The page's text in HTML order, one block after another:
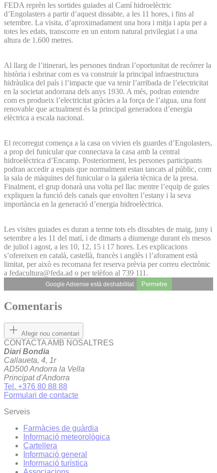
FEDA reprèn les sortides guiades al Camí hidroelèctric
d’Engolasters a partir d’aquest dissabte, a les 11 hores, i fins al
setembre. La visita, d’aproximadament una hora i mitja i apta per a
totes les edats, transcorre en un entorn natural privilegiat i a una
altura de 1.600 metres.
Al llarg de l’itinerari, les persones tindran l’oportunitat de recórrer la
història i esbrinar com es va construir la principal infraestructura
hidràulica del país i l’impacte que va tenir l’arribada de l’electricitat
en la societat andorrana dels anys 1930. A més, podran entendre
com es produeix l’electricitat gràcies a la força de l’aigua, una font
renovable que actualment és la principal generadora d’energia
elèctrica a escala nacional.
El recorregut comença a la casa on vivien els guardes d’Engolasters,
a prop del funicular que connectava la casa amb la central
hidroelèctrica d’Encamp. Posteriorment, les persones participants
podran accedir a espais que normalment estan tancats al públic, com
la sala de màquines del funicular o la galeria tècnica de la presa.
Finalment, el grup donarà una volta pel llac mentre l’equip de guies
expliquen la funció dels canals que envolten l’estany i la seva
importància en la generació d’energia hidroelèctrica.
Les visites guiades es duran a terme tots els dissabtes de maig, juny i
setembre a les 11 del matí, i de dimarts a diumenge durant els mesos
de juliol i agost, a les 10, 12, 15 i 17 hores. Les explicacions
s’ofereixen en català, castellà, francès i anglès i l’aforament està
limitat, per això es recomana fer reserva prèvia per correu electrònic
a fedacultura@feda.ad o per telèfon al 739 111.
Google Adsense està deshabilitat. Permetre
Comentaris
Afegir nou comentari
CONTACTA AMB NOSALTRES
Diari Bondia
Callaueta, 4, 1r
AD500 Andorra la Vella
Principat d'Andorra
Tel. +376 80 88 88
Formulari de contacte
Serveis
Farmàcies de guàrdia
Informació meteorològica
Cartellera
Informació general
Informació turística